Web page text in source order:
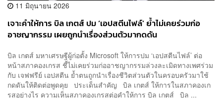
11 มิถุนายน 2026
เจาะคำให้การ บิล เกตส์ ปม ‘เอปสตีนไฟล์’ ย้ำไม่เคยร่วมก่อ
อาชญากรรม เผยถูกนำเรื่องส่วนตัวมากดดัน
บิล เกตส์ มหาเศรษฐีผู้ก่อตั้ง Microsoft ให้การปม ‘เอปสตีนไฟล์’ ต่อ
หน้าสภาคองเกรส ชี้ไม่เคยร่วมก่ออาชญากรรมล่วงละเมิดทางเพศร่วม
กับ เจฟฟรีย์ เอปสตีน ย้ำตนถูกนำเรื่องชีวิตส่วนตัวในครอบครัวมาใช้
กดดันให้ติดต่อพูดคุย ประเด็นสำคัญ บิล เกตส์ ให้การในสภาคองเก
รสอย่างไร ความเห็นสภาคองเกรสต่อคำให้การ บิล เกตส์ บิล ...